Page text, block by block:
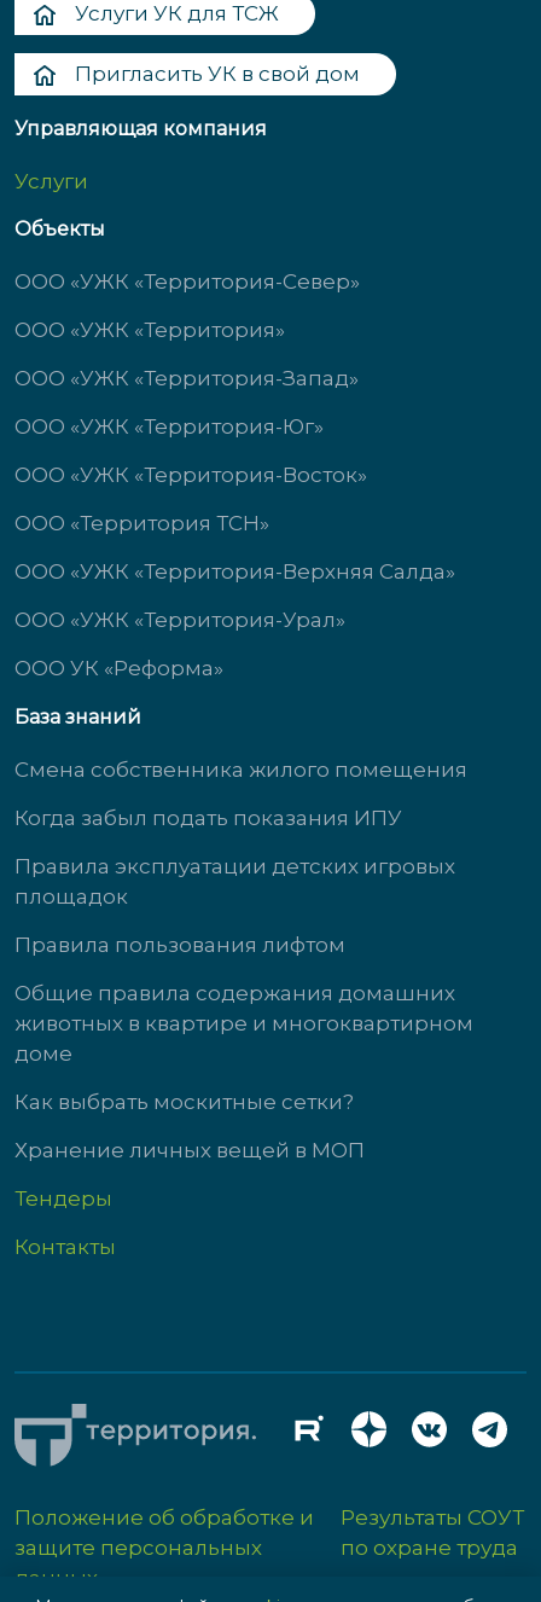
Услуги УК для ТСЖ
Пригласить УК в свой дом
Управляющая компания
Услуги
Объекты
ООО «УЖК «Территория-Север»
ООО «УЖК «Территория»
ООО «УЖК «Территория-Запад»
ООО «УЖК «Территория-Юг»
ООО «УЖК «Территория-Восток»
ООО «Территория ТСН»
ООО «УЖК «Территория-Верхняя Салда»
ООО «УЖК «Территория-Урал»
ООО УК «Реформа»
База знаний
Смена собственника жилого помещения
Когда забыл подать показания ИПУ
Правила эксплуатации детских игровых
площадок
Правила пользования лифтом
Общие правила содержания домашних
животных в квартире и многоквартирном
доме
Как выбрать москитные сетки?
Хранение личных вещей в МОП
Тендеры
Контакты
Положение об обработке и
защите персональных
данных
Результаты СОУТ
по охране труда